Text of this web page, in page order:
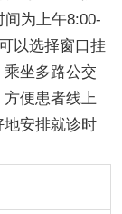
为上午8:00-
以选择窗口挂
坐多路公交
便患者线上
安排就诊时